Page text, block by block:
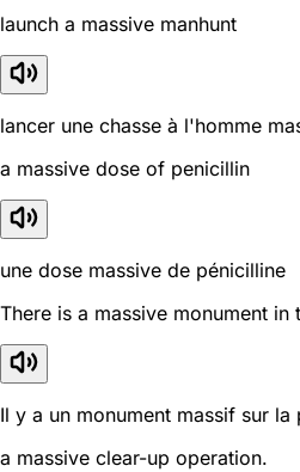
launch a massive manhunt
lancer une chasse à l'homme
a massive dose of penicillin
une dose massive de pénicilline
There is a massive monument in
Il y a un monument massif sur la
a massive clear-up operation.